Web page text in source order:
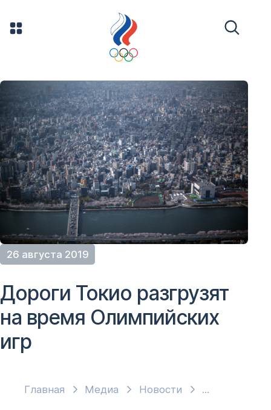
26 августа 2019
Главная Медиа Новости
Дороги Токио разгрузят
на время Олимпийских
игр